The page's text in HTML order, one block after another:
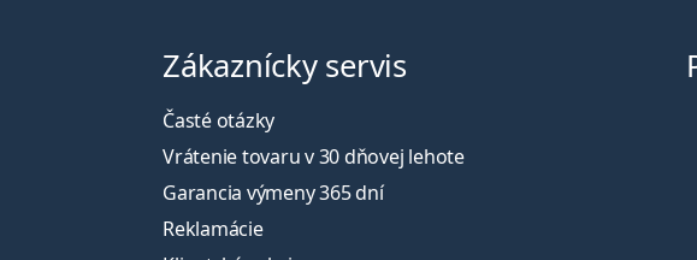
Zákaznícky servis
Časté otázky
Vrátenie tovaru v 30 dňovej lehote
Garancia výmeny 365 dní
Reklamácie